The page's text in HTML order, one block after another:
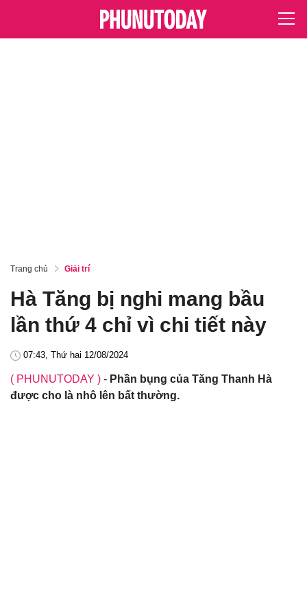
Trang chủ Giải trí
Hà Tăng bị nghi mang bầu
lần thứ 4 chỉ vì chi tiết này
07:43, Thứ hai 12/08/2024
( PHUNUTODAY ) - Phần bụng của Tăng Thanh Hà
được cho là nhô lên bất thường.